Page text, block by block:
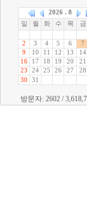
방문자: 2602 /